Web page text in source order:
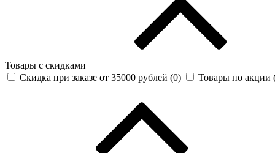
Товары с скидками
Скидка при заказе от 35000 рублей (0) Товары по акции